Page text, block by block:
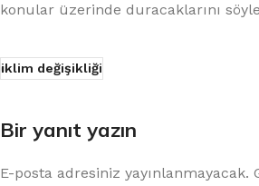
konular üzerinde duracaklarını
iklim değişikliği
Bir yanıt yazın
E-posta adresiniz yayınlanmayacak.